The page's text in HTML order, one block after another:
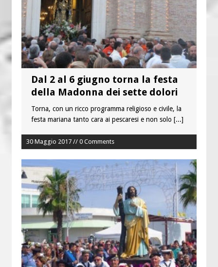
Dal 2 al 6 giugno torna la festa
della Madonna dei sette dolori
Torna, con un ricco programma religioso e civile, la
festa mariana tanto cara ai pescaresi e non solo [...]
30 Maggio 2017 // 0 Comments